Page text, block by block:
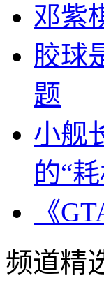
邓紫
胶球
题
小舰
的“
《
频道精